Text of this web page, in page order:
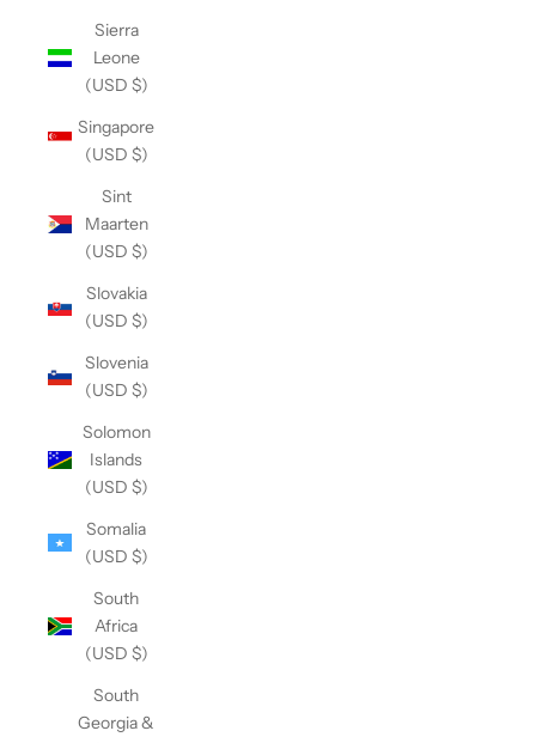
Sierra
Leone
(USD $)
Singapore
(USD $)
Sint
Maarten
(USD $)
Slovakia
(USD $)
Slovenia
(USD $)
Solomon
Islands
(USD $)
Somalia
(USD $)
South
Africa
(USD $)
South
Georgia &